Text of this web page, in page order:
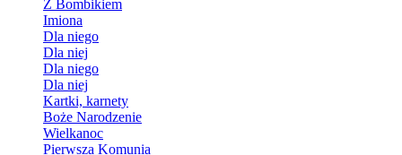
Z Bombikiem
Imiona
Dla niego
Dla niej
Dla niego
Dla niej
Kartki, karnety
Boże Narodzenie
Wielkanoc
Pierwsza Komunia